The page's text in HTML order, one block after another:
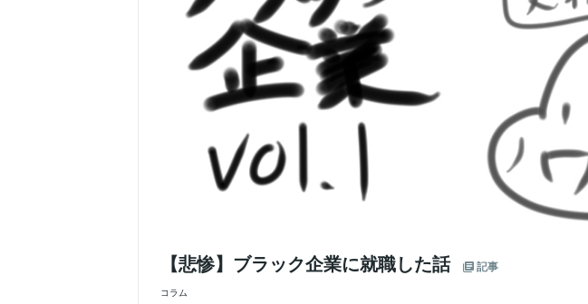
【悲惨】ブラック企業に就職した話 記事
コラム